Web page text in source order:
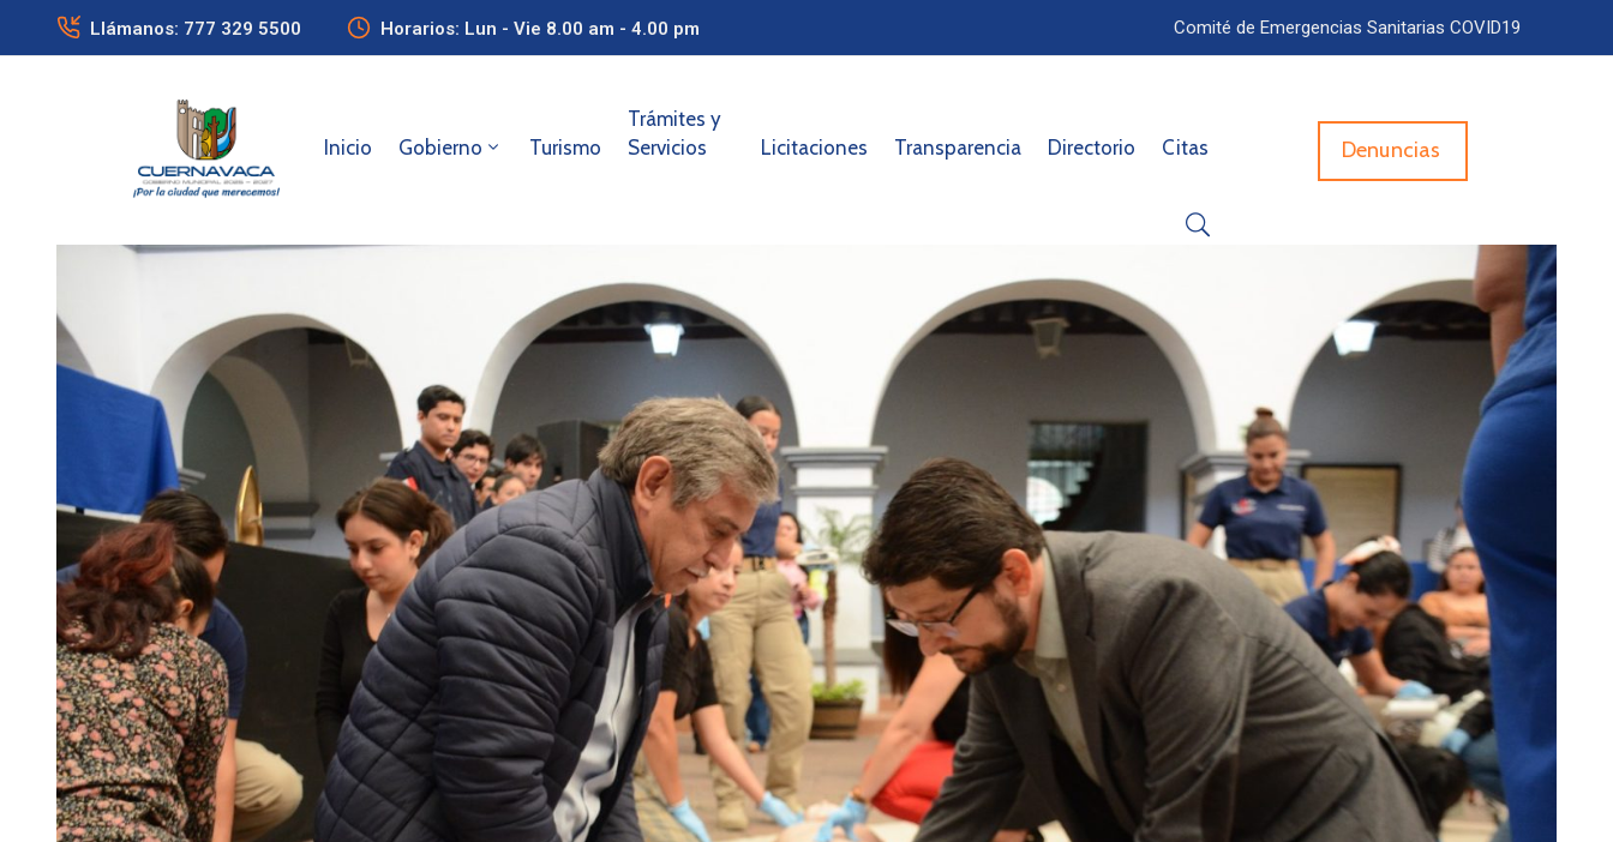
Llámanos: 777 329 5500 Horarios: Lun - Vie 8.00 am - 4.00 pm Comité de Emergencias Sanitarias COVID19
Inicio Gobierno Turismo
Trámites y
Servicios
Licitaciones Transparencia Directorio Citas Denuncias